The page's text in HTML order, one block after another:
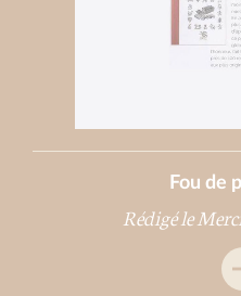
Fou de
Rédigé le